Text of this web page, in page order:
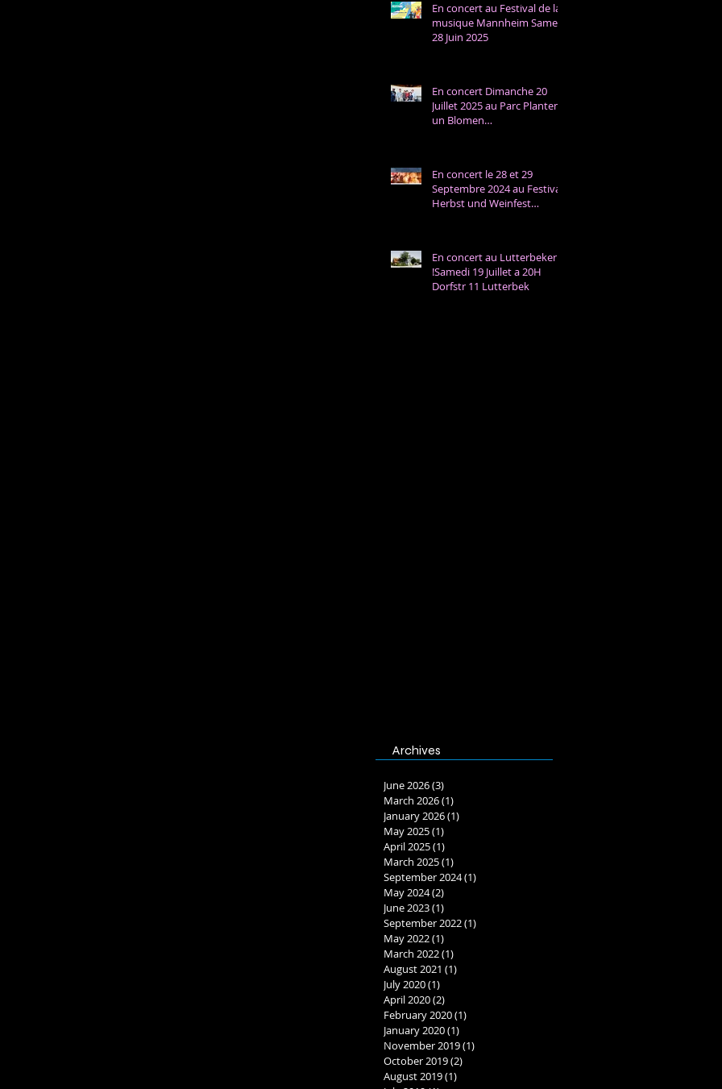
En concert au Festival de la
musique Mannheim Samedi
28 Juin 2025
En concert Dimanche 20
Juillet 2025 au Parc Planten
un Blomen
Hamburg
En concert le 28 et 29
Septembre 2024 au Festival
Herbst und Weinfest
En concert au Lutterbeker
!Samedi 19 Juillet a 20H
Dorfstr 11 Lutterbek
Archives
June 2026(3)
March 2026(1)
January 2026(1)
May 2025(1)
April 2025(1)
March 2025(1)
September 2024(1)
May 2024(2)
June 2023(1)
September 2022(1)
May 2022(1)
March 2022(1)
August 2021 (1)
July 2020(1)
April 2020(2)
February 2020(1)
January 2020(1)
November 2019(1)
October 2019(2)
August 2019(1)